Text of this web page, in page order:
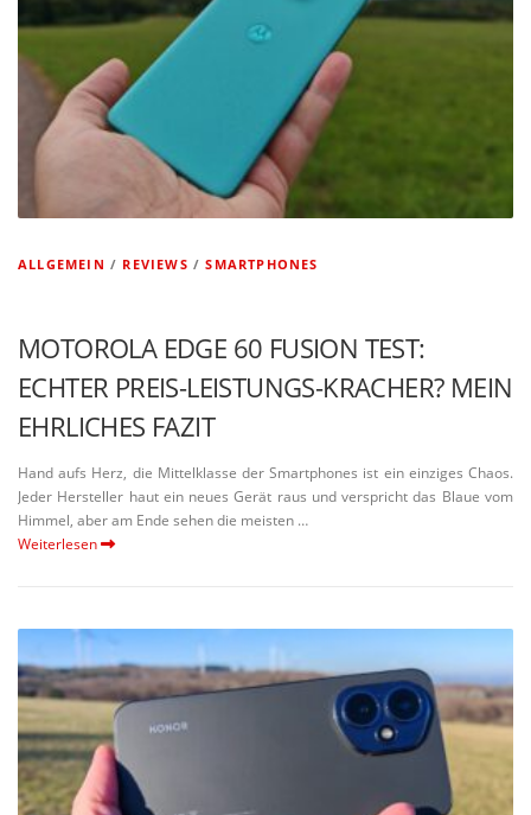
ALLGEMEIN / REVIEWS /SMARTPHONES
MOTOROLA EDGE 60 FUSION TEST:
ECHTER PREIS-LEISTUNGS-KRACHER? MEIN
EHRLICHES FAZIT
Hand aufs Herz, die Mittel­klasse der Smart­phones ist ein einziges Chaos.
Jeder Hersteller haut ein neues Gerät raus und verspricht das Blaue vom
Himmel, aber am Ende sehen die meisten …
Weiterlesen